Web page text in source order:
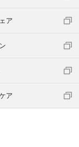
ア
ア